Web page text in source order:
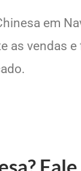
em
as vendas